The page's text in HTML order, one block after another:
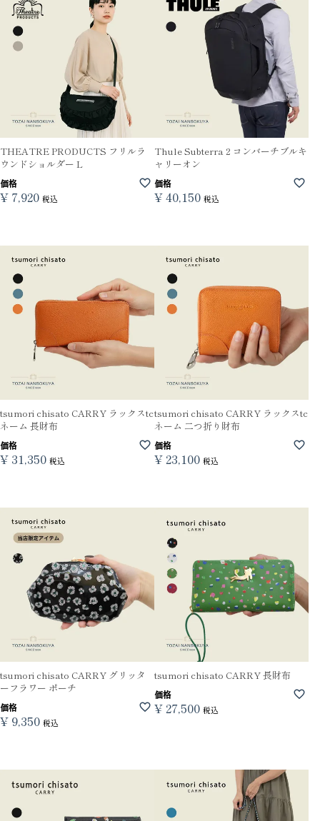
THEATRE PRODUCTS フリルラ
ウンドショルダー L
価格
¥ 7,920 税込
Thule Subterra 2 コンバーチブルキ
ャリーオン
価格
¥40,150 税込
tsumori chisato CARRY ラックスtc
ネーム 長財布
価格
¥ 31,350 税込
tsumori chisato CARRY ラックスtc
ネーム 二つ折り財布
価格
¥23,100 税込
tsumori chisato CARRY グリッタ
ーフラワー ポーチ
価格
¥ 9,350 税込
tsumori chisato CARRY 長財布
価格
¥27,500 税込